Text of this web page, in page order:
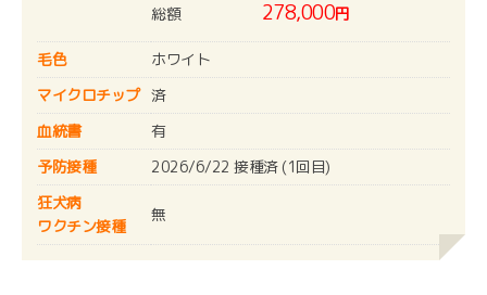
総額
278,000円
毛色
ホワイト
マイクロチップ 済
血統書
有
予防接種
2026/6/22 接種済 (1回目)
狂犬病
ワクチン接種
無